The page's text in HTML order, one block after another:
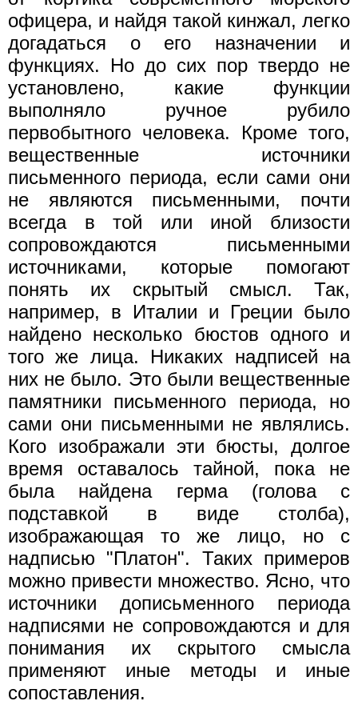
офицера, и найдя такой кинжал, легко
догадаться о его назначении и
функциях. Но до сих пор твердо не
установлено, какие функции
выполняло ручное рубило
первобытного человека. Кроме того,
вещественные источники
письменного периода, если сами они
не являются письменными, почти
всегда в той или иной близости
сопровождаются письменными
источниками, которые помогают
понять их скрытый смысл. Так,
например, в Италии и Греции было
найдено несколько бюстов одного и
того же лица. Никаких надписей на
них не было. Это были вещественные
памятники письменного периода, но
сами они письменными не являлись.
Кого изображали эти бюсты, долгое
время оставалось тайной, пока не
была найдена герма (голова с
подставкой в виде столба),
изображающая то же лицо, но с
надписью "Платон". Таких примеров
можно привести множество. Ясно, что
источники дописьменного периода
надписями не сопровождаются и для
понимания их скрытого смысла
применяют иные методы и иные
сопоставления.